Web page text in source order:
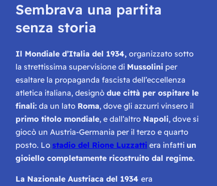
Sembrava una partita
senza storia
Il Mondiale d’Italia del 1934, organizzato sotto
la strettissima supervisione di Mussolini per
esaltare la propaganda fascista dell’eccellenza
atletica italiana, designò due città per ospitare le
finali: da un lato Roma, dove gli azzurri vinsero il
primo titolo mondiale, e dall’altro Napoli, dove si
giocò un Austria-Germania per il terzo e quarto
posto. Lo stadio del Rione Luzzatti era infatti un
gioiello completamente ricostruito dal regime.
La Nazionale Austriaca del 1934 era